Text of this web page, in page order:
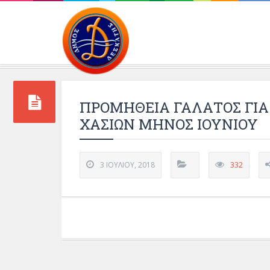
ΠΡΟΜΗΘΕΙΑ ΓΑΛΑΤΟΣ
ΧΑΣΙΩΝ ΜΗΝΟΣ ΙΟΥΝΙΟΥ
3 ΙΟΥΛΊΟΥ, 2018 332